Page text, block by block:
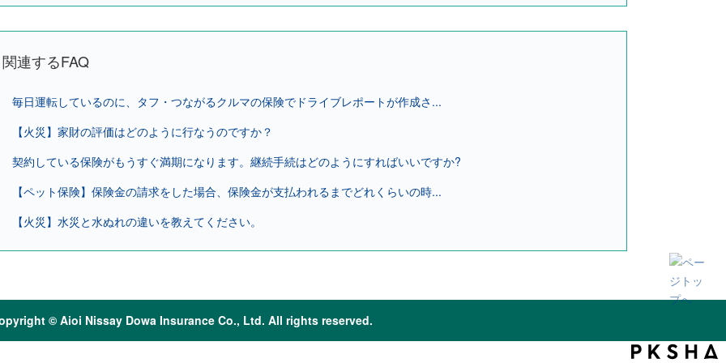
関連するFAQ
毎日運転しているのに、タフ・つながるクルマの保険でドライブレポートが作成さ...
【火災】家財の評価はどのように行なうのですか？
契約している保険がもうすぐ満期になります。継続手続はどのようにすればいいですか?
【ペット保険】保険金の請求をした場合、保険金が支払われるまでどれくらいの時...
【火災】水災と水ぬれの違いを教えてください。
© Aioi Nissay Dowa Insurance Co., Ltd. All rights reserved.